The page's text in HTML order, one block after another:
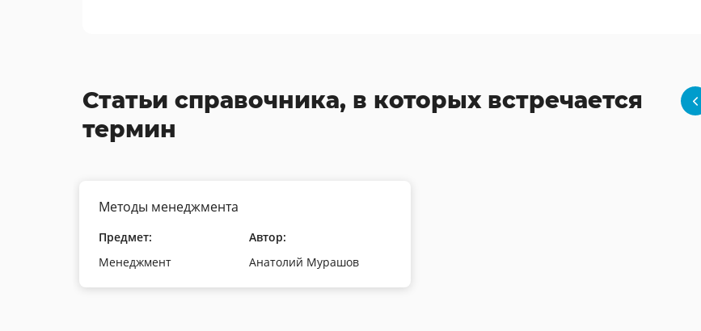
Статьи справочника, в которых встречается
термин
Методы менеджмента
Предмет:
Менеджмент
Автор:
Анатолий Мурашов